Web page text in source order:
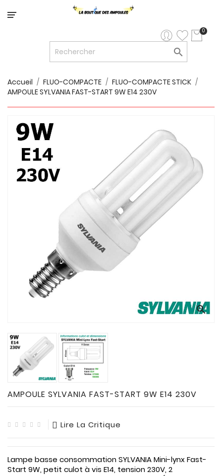
Catégorie
12V/24V
INTERIEURS
LUMINAIRES
EXTERIEURS
RUBANS
LED
ECLAIRAGES
SOLAIRES
SODIUM
TUBES
FLUORESCENTS
HALOGENE
IODURE
0

Accueil FLUO-COMPACTE
FLUO-COMPACTE STICK
AMPOULE SYLVANIA FAST-START 9W E14 230V

AMPOULE SYLVANIA FAST-START 9W E14 230V
Lire La Critique
Lampe basse consommation SYLVANIA Mini-lynx Fast-
Start 9W, petit culot à vis E14, tension 230V, 2